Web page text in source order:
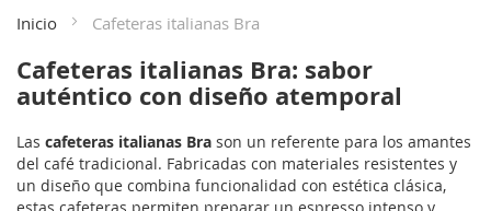
Inicio Cafeteras italianas Bra
Cafeteras italianas Bra: sabor
auténtico con diseño atemporal
Las cafeteras italianas Bra son un referente para los amantes
del café tradicional. Fabricadas con materiales resistentes y
un diseño que combina funcionalidad con estética clásica,